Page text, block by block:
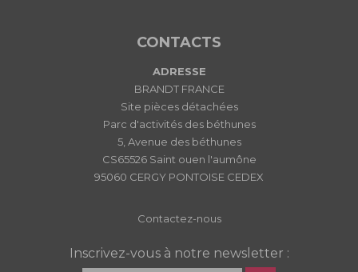
CONTACTS
ADRESSE
BRANDT FRANCE
Site pièces détachées
Parc d'activités des béthunes
5, Avenue des béthunes
CS65526 Saint ouen l'aumône
95060 CERGY PONTOISE CEDEX
Contactez-nous
Inscrivez-vous à notre newsletter :